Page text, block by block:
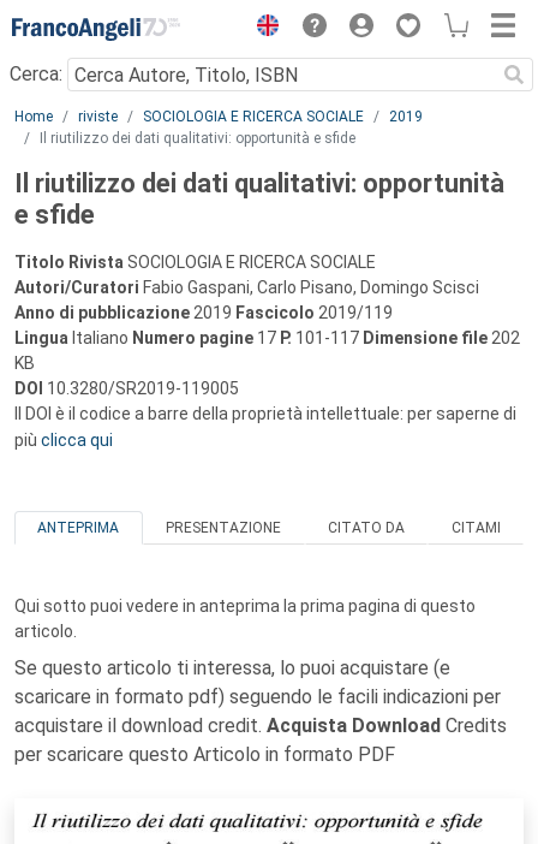
Menu
Cerca:
Main content
Home riviste SOCIOLOGIA E RICERCA SOCIALE
2019
Il riutilizzo dei dati qualitativi: opportunità e sfide
Il riutilizzo dei dati qualitativi: opportunità
e sfide
Titolo Rivista SOCIOLOGIA E RICERCA SOCIALE
Autori/Curatori Fabio Gaspani, Carlo Pisano, Domingo Scisci
Anno di pubblicazione 2019 Fascicolo 2019/119
Lingua Italiano Numero pagine 17 P. 101-117 Dimensione file 202
KB
DOI 10.3280/SR2019-119005
Il DOI è il codice a barre della proprietà intellettuale: per saperne di
più clicca qui
ANTEPRIMA PRESENTAZIONE CITATO DA CITAMI
Qui sotto puoi vedere in anteprima la prima pagina di questo
articolo.
Se questo articolo ti interessa, lo puoi acquistare (e
scaricare in formato pdf) seguendo le facili indicazioni per
acquistare il download credit. Acquista Download Credits
per scaricare questo Articolo in formato PDF